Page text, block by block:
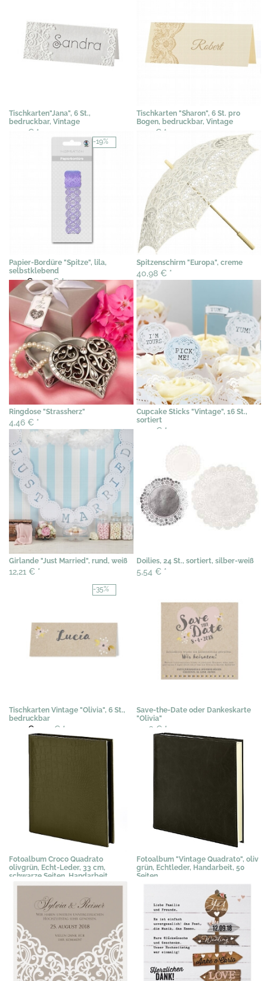
Tischkarten"Jana", 6 St.,
bedruckbar, Vintage
3,07 € *
Tischkarten "Sharon", 6 St. pro
Bogen, bedruckbar, Vintage
3,07 € *
-19%
Papier-Bordüre "Spitze", lila,
selbstklebend
9,22 €7,45 €*
Spitzenschirm "Europa", creme
40,98 € *
Ringdose "Strassherz"
4,46 € *
Cupcake Sticks "Vintage", 16 St.,
sortiert
5,03 € *
Girlande "Just Married", rund, weiß
12,21 € *
Doilies, 24 St., sortiert, silber-weiß
5,54 € *
-35%
Tischkarten Vintage "Olivia", 6 St.,
bedruckbar
3,07 € 1,99 € *
Save-the-Date oder Dankeskarte
"Olivia"
0,46 € *
Fotoalbum Croco Quadrato
olivgrün, Echt-Leder, 33 cm,
schwarze Seiten, Handarbeit
183,63 €*
Fotoalbum "Vintage Quadrato", oliv
grün, Echtleder, Handarbeit, 50
Seiten